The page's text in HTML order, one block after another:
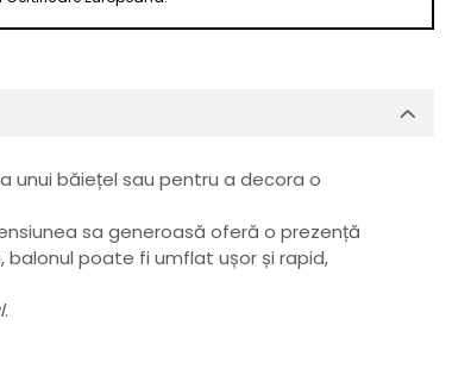
unui băiețel sau pentru a decora o
sa generoasă oferă o prezență
balonul poate fi umflat ușor și rapid,
.